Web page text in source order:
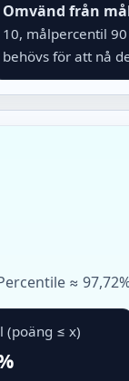
Omvänd från
10, målpercentil
behövs för att nå
≈
(poäng ≤ x)